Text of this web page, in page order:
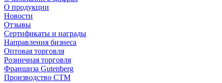
О продукции
Новости
Отзывы
Сертификаты и награды
Направления бизнеса
Оптовая торговля
Розничная торговля
Франшиза Gutenberg
Производство СТМ